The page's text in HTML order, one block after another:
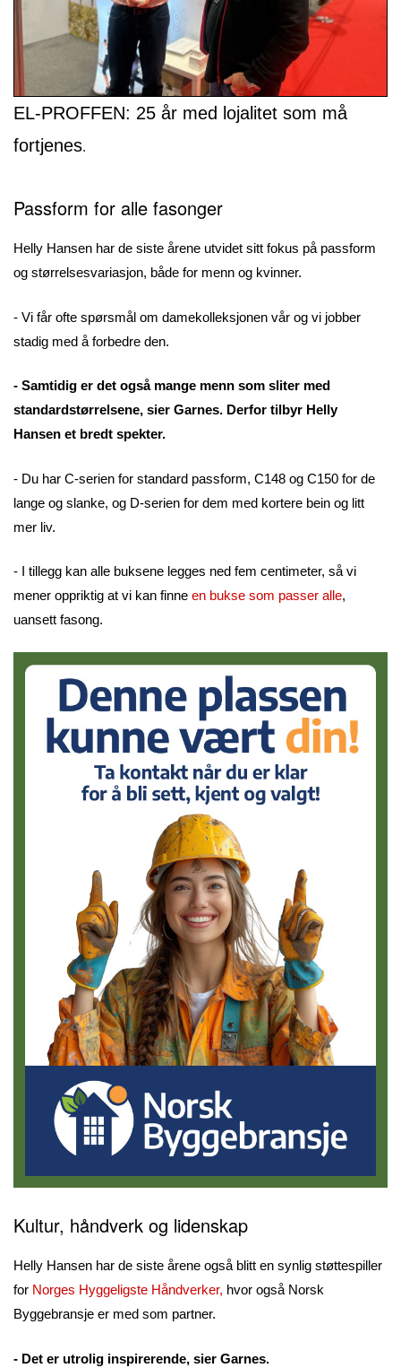
EL-PROFFEN: 25 år med lojalitet som må
fortjenes.
Passform for alle fasonger
Helly Hansen har de siste årene utvidet sitt fokus på passform
og størrelsesvariasjon, både for menn og kvinner.
- Vi får ofte spørsmål om damekolleksjonen vår og vi jobber
stadig med å forbedre den.
- Samtidig er det også mange menn som sliter med
standardstørrelsene, sier Garnes. Derfor tilbyr Helly
Hansen et bredt spekter.
- Du har C-serien for standard passform, C148 og C150 for de
lange og slanke, og D-serien for dem med kortere bein og litt
mer liv.
- I tillegg kan alle buksene legges ned fem centimeter, så vi
mener oppriktig at vi kan finne en bukse som passer alle,
uansett fasong.
Kultur, håndverk og lidenskap
Helly Hansen har de siste årene også blitt en synlig støttespiller
for Norges Hyggeligste Håndverker, hvor også Norsk
Byggebransje er med som partner.
- Det er utrolig inspirerende, sier Garnes.